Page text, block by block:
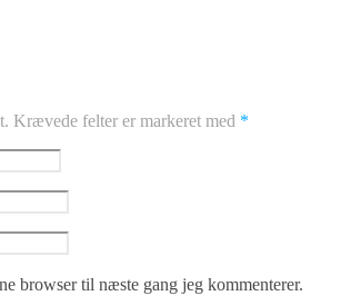
Krævede felter er markeret med *
browser til næste gang jeg kommenterer.